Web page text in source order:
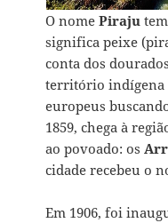
O nomePiraju
significa peixe
conta dos
território indígena
europeus
1859, chega à
ao povoado: os
cidade recebeu o
Em 1906, foi